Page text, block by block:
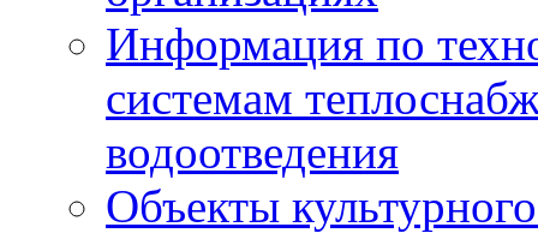
Информация по
системам
водоотведения
Объекты